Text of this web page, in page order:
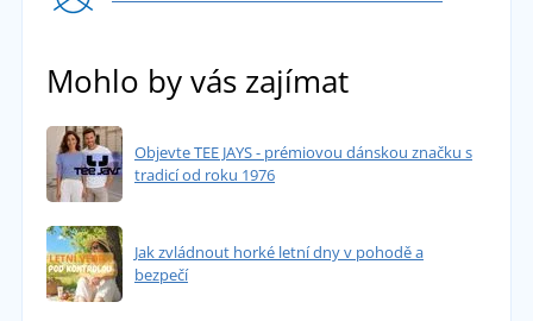
Mohlo by vás zajímat
Objevte TEE JAYS - prémiovou dánskou značku s
tradicí od roku 1976
Jak zvládnout horké letní dny v pohodě a
bezpečí